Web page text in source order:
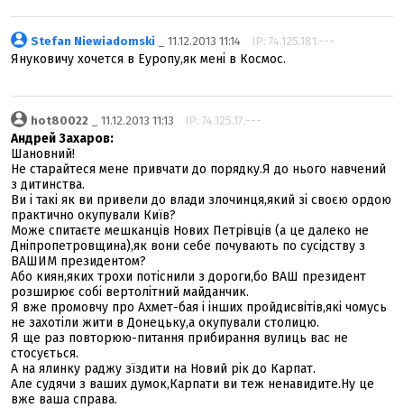
Stefan Niewiadomski _ 11.12.2013 11:14 IP: 74.125.181.---
Януковичу хочется в Еуропу,як мені в Космос.
hot80022 _ 11.12.2013 11:13 IP: 74.125.17.---
Андрей Захаров:
Шановний!
Не старайтеся мене привчати до порядку.Я до нього навчений
з дитинства.
Ви і такі як ви привели до влади злочинця,який зі своєю ордою
практично окупували Київ?
Може спитаєте мешканців Нових Петрівців (а це далеко не
Дніпропетровщина),як вони себе почувають по сусідству з
ВАШИМ президентом?
Або киян,яких трохи потіснили з дороги,бо ВАШ президент
розширює собі вертолітний майданчик.
Я вже промовчу про Ахмет-бая і інших пройдисвітів,які чомусь
не захотіли жити в Донецьку,а окупували столицю.
Я ще раз повторюю-питання прибирання вулиць вас не
стосується.
А на ялинку раджу зїздити на Новий рік до Карпат.
Але судячи з ваших думок,Карпати ви теж ненавидите.Ну це
вже ваша справа.